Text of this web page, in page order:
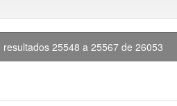
resultados 25548 a 25567 de 26053